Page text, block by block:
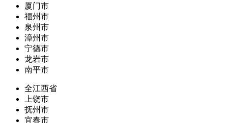
厦门市
福州市
泉州市
漳州市
宁德市
龙岩市
南平市
全江西省
上饶市
抚州市
宜春市